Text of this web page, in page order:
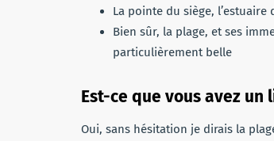
La pointe du siège, l’estuaire
Bien sûr, la plage, et ses
particulièrement belle
Est-ce que vous avez
Oui, sans hésitation je dirais la